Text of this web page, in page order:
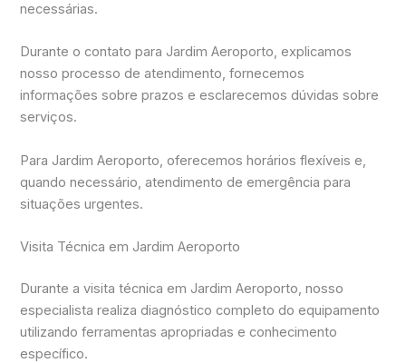
necessárias.
Durante o contato para Jardim Aeroporto, explicamos
nosso processo de atendimento, fornecemos
informações sobre prazos e esclarecemos dúvidas sobre
serviços.
Para Jardim Aeroporto, oferecemos horários flexíveis e,
quando necessário, atendimento de emergência para
situações urgentes.
Visita Técnica em Jardim Aeroporto
Durante a visita técnica em Jardim Aeroporto, nosso
especialista realiza diagnóstico completo do equipamento
utilizando ferramentas apropriadas e conhecimento
específico.